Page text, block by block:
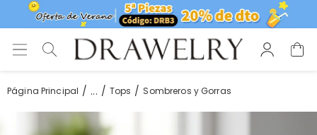
Página Principal ... Tops Sombreros y Gorras